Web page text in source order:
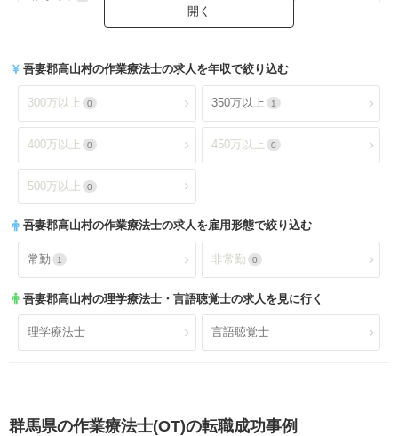
デイケア(精神科) デイケア 1
デイサービス 訪問看護・リハ
介護老人保健施設
サービス付き高齢者向け住
0 有料老人ホーム 0
ショートステイ 0 小規模多機能 0
就業時間・休日が魅力 土日休み
日祝休み 0 土日祝休み 0
残業少なめ 1 年間休日110日以上 1
年間休日120日以上 0
福利厚生充実 社会保険完備
託児所あり 産休育休可
吾妻郡高山村の作業療法士の求人を年収で絞り込む
300万以上 0 350万以上 1
400万以上 0 450万以上 0
500万以上 0
吾妻郡高山村の作業療法士の求人を雇用形態で絞り込む
常勤 1 非常勤 0
吾妻郡高山村の理学療法士・言語聴覚士の求人を見に行く
理学療法士 言語聴覚士
群馬県の作業療法士(OT)の転職成功事例